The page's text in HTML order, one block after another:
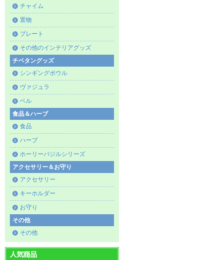
チャイム
置物
プレート
その他のインテリアグッズ
チベタングッズ
シンギングボウル
ヴァジュラ
ベル
食品＆ハーブ
食品
ハーブ
ホーリーバジルシリーズ
アクセサリー＆お守り
アクセサリー
キーホルダー
お守り
その他
その他